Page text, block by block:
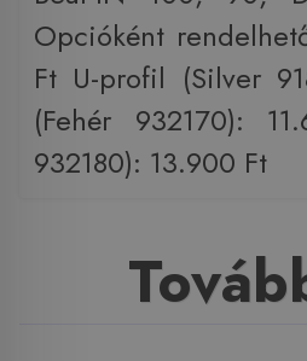
Opcióként
Ft U-profil (Silver
(Fehér 932170):
932180): 13.900 Ft